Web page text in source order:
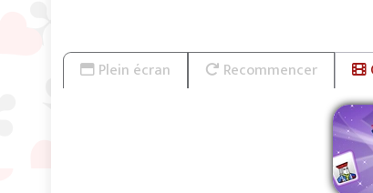
Plein écran Recommencer